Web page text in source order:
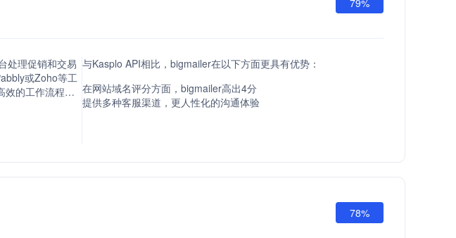
79%
处理促销和交易
或Zoho等工
效的工作流程，
与Kasplo API相比，bigmailer在以下方面更具有优势：
在网站域名评分方面，bigmailer高出4分
提供多种客服渠道，更人性化的沟通体验
78%